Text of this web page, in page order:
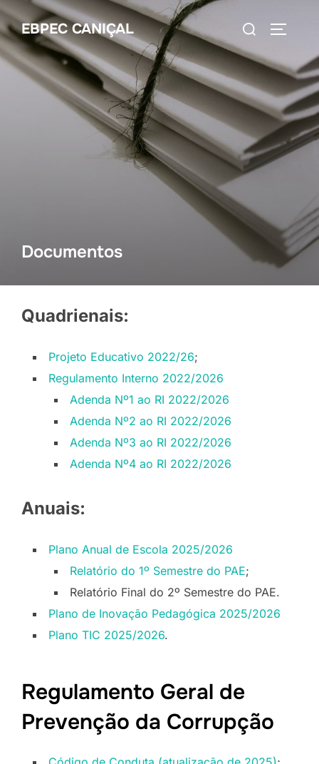
EBPEC CANIÇAL
Documentos
Quadrienais:
Projeto Educativo 2022/26;
Regulamento Interno 2022/2026
Adenda Nº1 ao RI 2022/2026
Adenda Nº2 ao RI 2022/2026
Adenda Nº3 ao RI 2022/2026
Adenda Nº4 ao RI 2022/2026
Anuais:
Plano Anual de Escola 2025/2026
Relatório do 1º Semestre do PAE;
Relatório Final do 2º Semestre do PAE.
Plano de Inovação Pedagógica 2025/2026
Plano TIC 2025/2026.
Regulamento Geral de
Prevenção da Corrupção